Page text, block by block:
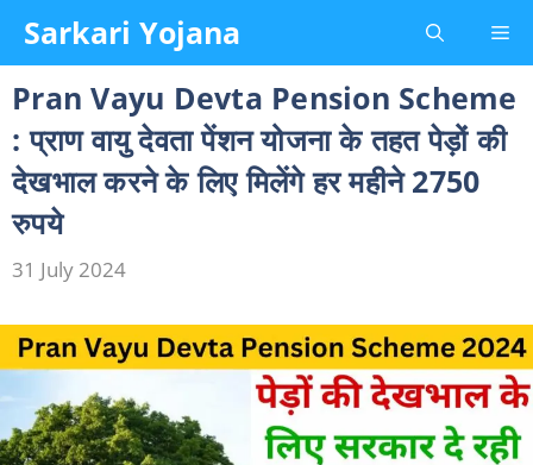
content
Sarkari Yojana
Pran Vayu Devta Pension Scheme
: प्राण वायु देवता पेंशन योजना के तहत पेड़ों की
देखभाल करने के लिए मिलेंगे हर महीने 2750
रुपये
31 July 2024